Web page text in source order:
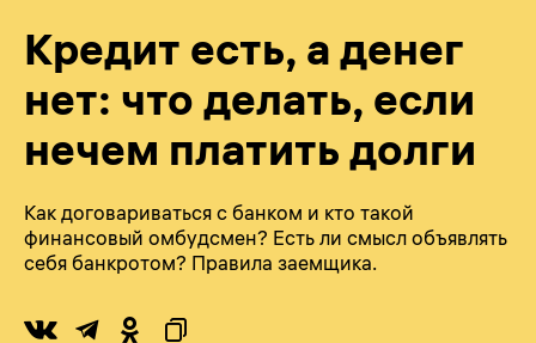
Кредит есть, а денег
нет: что делать, если
нечем платить долги
Как договариваться с банком и кто такой
финансовый омбудсмен? Есть ли смысл объявлять
себя банкротом? Правила заемщика.